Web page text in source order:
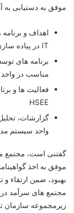
موفق به دستیابی
IT در پیاده سازی برنامه ها
برنامه های
مناسب در
فعالیت ها و
HSEE
گزارشات،
واحد سیستم
موفق به اخذ
بهبود، ضمن ارتقاء و
مجتمع های سرآمد در
زیرمجموعه سازمان